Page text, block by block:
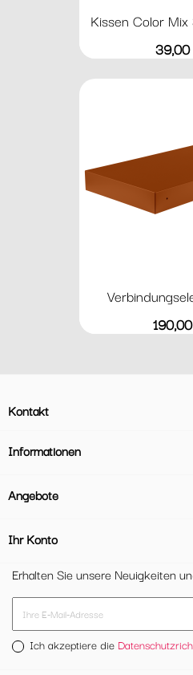
Kissen Color
Preis
Preis
Kontakt
Informationen
Angebote
Ihr Konto
Erhalten Sie unsere Neuigkeiten
Ich akzeptiere die